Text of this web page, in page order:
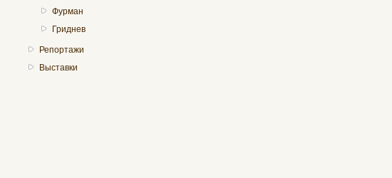
Фурман
Гриднев
Репортажи
Выставки